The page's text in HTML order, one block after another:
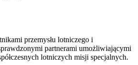
przemysłu lotniczego i
partnerami umożliwiającymi
lotniczych misji specjalnych.